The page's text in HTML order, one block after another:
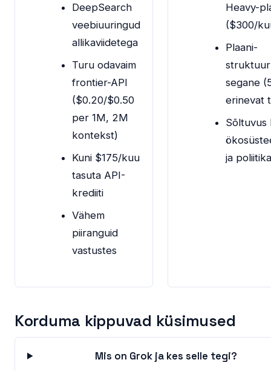
DeepSearch
veebiuuringud
allikaviidetega
Turu odavaim
frontier-API
($0.20/$0.50
per 1M, 2M
kontekst)
Kuni $175/kuu
tasuta API-
krediiti
Vähem
piiranguid
vastustes
Heavy-
($300/
Plaani-
struktuur
segane
erinevat
Sõltuvus
ja
Korduma kippuvad küsimused
Mis on Grok ja kes selle tegi?